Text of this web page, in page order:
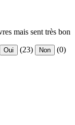
mais sent très bon
Oui (23) Non (0)